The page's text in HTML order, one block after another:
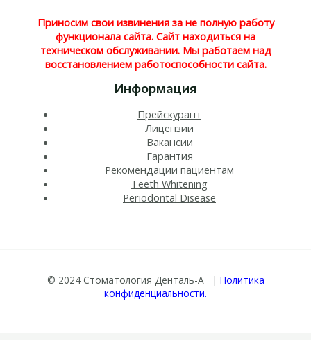
Приносим свои извинения за не полную работу
функционала сайта. Сайт находиться на
техническом обслуживании. Мы работаем над
восстановлением работоспособности сайта.
Информация
Прейскурант
Лицензии
Вакансии
Гарантия
Рекомендации пациентам
Teeth Whitening​
Periodontal Disease​
© 2024 Стоматология Денталь-А | Политика
конфиденциальности.